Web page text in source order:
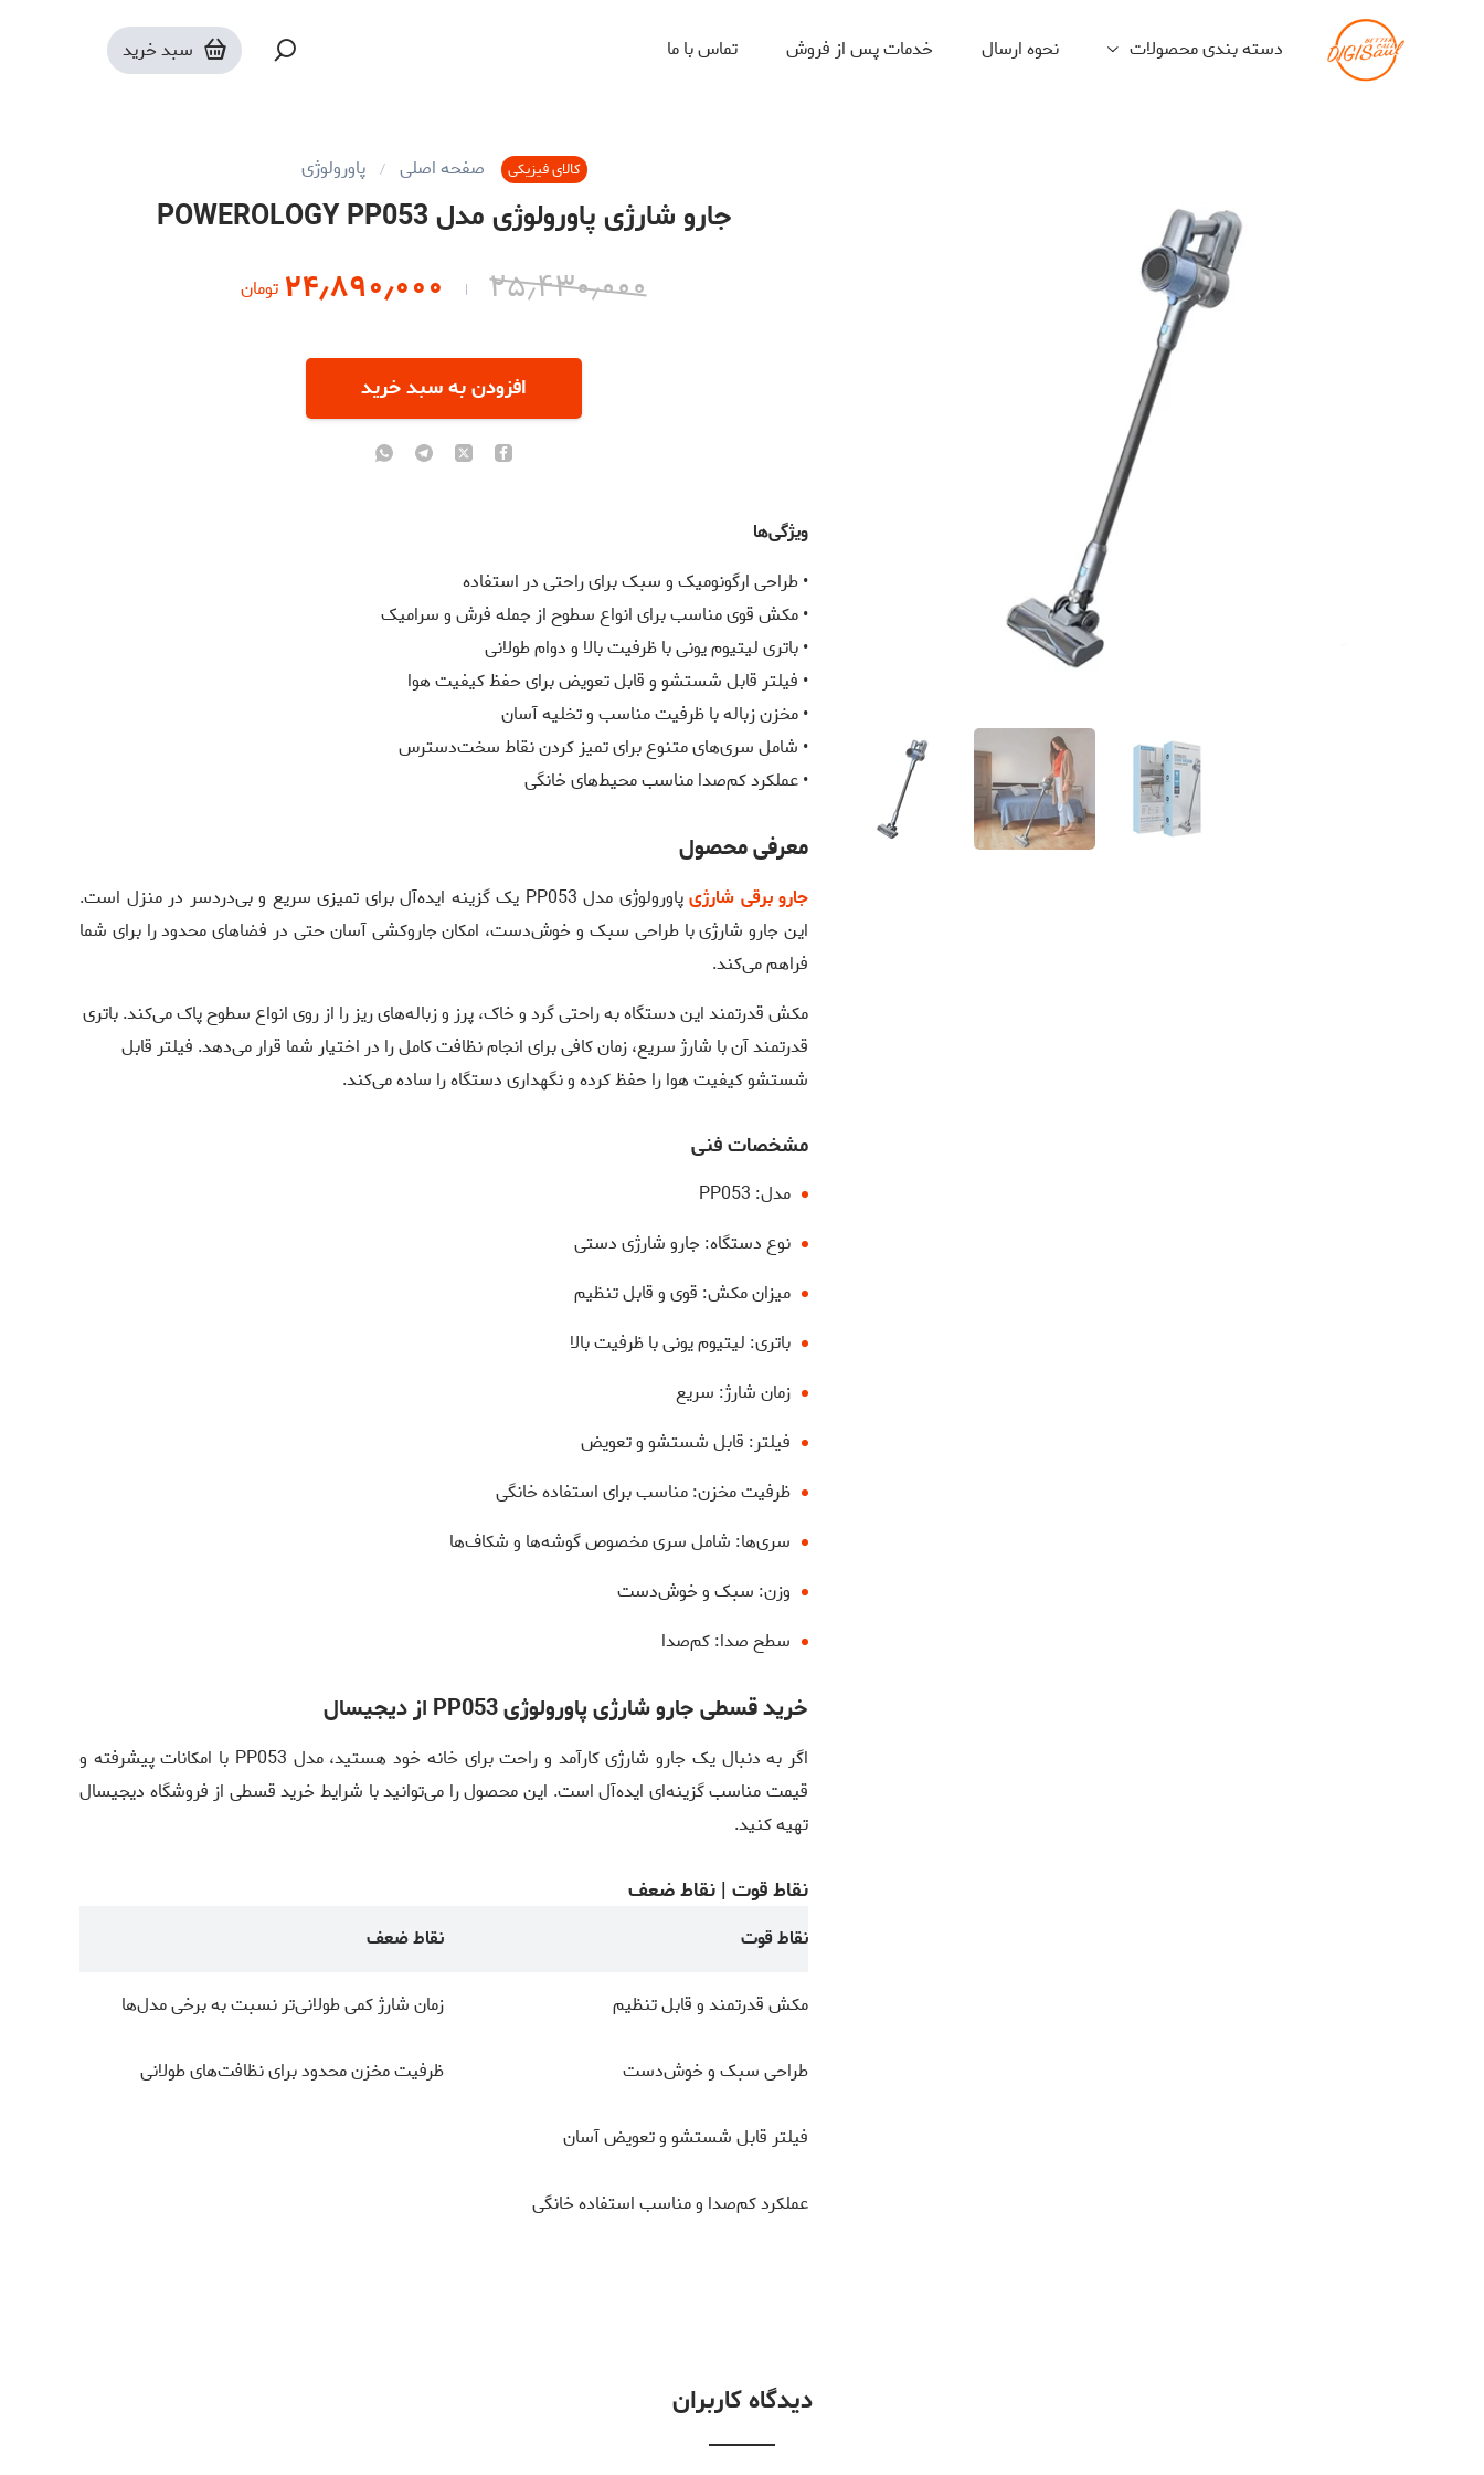
دسته بندی محصولات نحوه ارسال خدمات پس از فروش تماس با ما سبد خرید
کالای فیزیکی صفحه اصلی پاورولوژی
جارو شارژی پاورولوژی مدل POWEROLOGY PP053
۲۵٫۴۳۰٫۰۰۰ ۲۴٫۸۹۰٫۰۰۰ تومان
افزودن به سبد خرید
ویژگی‌ها
• طراحی ارگونومیک و سبک برای راحتی در استفاده
• مکش قوی مناسب برای انواع سطوح از جمله فرش و سرامیک
• باتری لیتیوم یونی با ظرفیت بالا و دوام طولانی
• فیلتر قابل شستشو و قابل تعویض برای حفظ کیفیت هوا
• مخزن زباله با ظرفیت مناسب و تخلیه آسان
• شامل سری‌های متنوع برای تمیز کردن نقاط سخت‌دسترس
• عملکرد کم‌صدا مناسب محیط‌های خانگی
معرفی محصول
جارو برقی شارژی
پاورولوژی مدل PP053 یک گزینه ایده‌آل برای تمیزی سریع و بی‌دردسر در منزل است.
این جارو شارژی با طراحی سبک و خوش‌دست، امکان جاروکشی آسان حتی در فضاهای محدود را برای شما
فراهم می‌کند.
مکش قدرتمند این دستگاه به راحتی گرد و خاک، پرز و زباله‌های ریز را از روی انواع سطوح پاک می‌کند. باتری
قدرتمند آن با شارژ سریع، زمان کافی برای انجام نظافت کامل را در اختیار شما قرار می‌دهد. فیلتر قابل
شستشو کیفیت هوا را حفظ کرده و نگهداری دستگاه را ساده می‌کند.
مشخصات فنی
مدل: PP053
نوع دستگاه: جارو شارژی دستی
میزان مکش: قوی و قابل تنظیم
باتری: لیتیوم یونی با ظرفیت بالا
زمان شارژ: سریع
فیلتر: قابل شستشو و تعویض
ظرفیت مخزن: مناسب برای استفاده خانگی
سری‌ها: شامل سری مخصوص گوشه‌ها و شکاف‌ها
وزن: سبک و خوش‌دست
سطح صدا: کم‌صدا
خرید قسطی جارو شارژی پاورولوژی PP053 از دیجیسال
اگر به دنبال یک جارو شارژی کارآمد و راحت برای خانه خود هستید، مدل PP053 با امکانات پیشرفته و
قیمت مناسب گزینه‌ای ایده‌آل است. این محصول را می‌توانید با شرایط خرید قسطی از فروشگاه دیجیسال
تهیه کنید.
نقاط قوت | نقاط ضعف
نقاط قوت نقاط ضعف
مکش قدرتمند و قابل تنظیم زمان شارژ کمی طولانی‌تر نسبت به برخی مدل‌ها
طراحی سبک و خوش‌دست ظرفیت مخزن محدود برای نظافت‌های طولانی
فیلتر قابل شستشو و تعویض آسان
عملکرد کم‌صدا و مناسب استفاده خانگی
دیدگاه کاربران